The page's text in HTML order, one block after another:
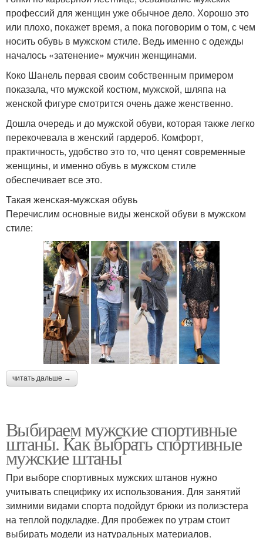
профессий для женщин уже обычное дело. Хорошо это
или плохо, покажет время, а пока поговорим о том, с чем
носить обувь в мужском стиле. Ведь именно с одежды
началось «затенение» мужчин женщинами.
Коко Шанель первая своим собственным примером
показала, что мужской костюм, мужской, шляпа на
женской фигуре смотрится очень даже женственно.
Дошла очередь и до мужской обуви, которая также легко
перекочевала в женский гардероб. Комфорт,
практичность, удобство это то, что ценят современные
женщины, и именно обувь в мужском стиле
обеспечивает все это.
Такая женская-мужская обувь
Перечислим основные виды женской обуви в мужском
стиле:
читать дальше →
Выбираем мужские спортивные
штаны. Как выбрать спортивные
мужские штаны
При выборе спортивных мужских штанов нужно
учитывать специфику их использования. Для занятий
зимними видами спорта подойдут брюки из полиэстера
на теплой подкладке. Для пробежек по утрам стоит
выбирать модели из натуральных материалов.